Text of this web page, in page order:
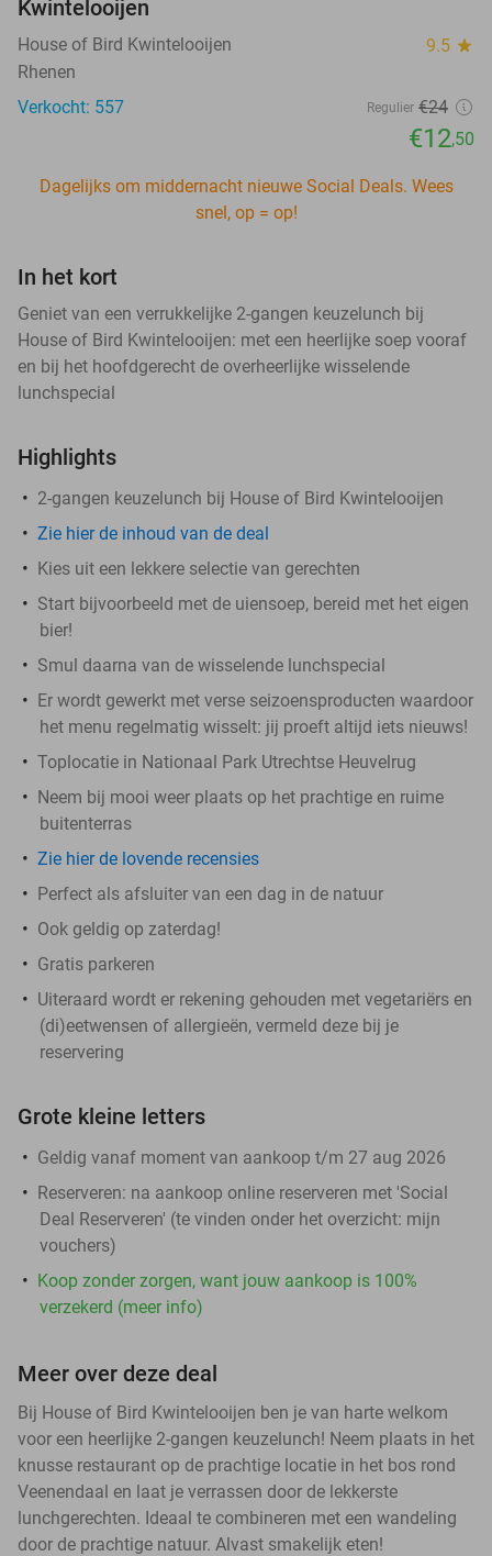
Kwintelooijen
House of Bird Kwintelooijen 9.5 star
Rhenen
Verkocht: 557
Regulier €24
€12,50
Dagelijks om middernacht nieuwe Social Deals. Wees
snel, op = op!
In het kort
Geniet van een verrukkelijke 2-gangen keuzelunch bij
House of Bird Kwintelooijen: met een heerlijke soep vooraf
en bij het hoofdgerecht de overheerlijke wisselende
lunchspecial
Highlights
2-gangen keuzelunch bij House of Bird Kwintelooijen
Zie hier de inhoud van de deal
Kies uit een lekkere selectie van gerechten
Start bijvoorbeeld met de uiensoep, bereid met het eigen
bier!
Smul daarna van de wisselende lunchspecial
Er wordt gewerkt met verse seizoensproducten waardoor
het menu regelmatig wisselt: jij proeft altijd iets nieuws!
Toplocatie in Nationaal Park Utrechtse Heuvelrug
Neem bij mooi weer plaats op het prachtige en ruime
buitenterras
Zie hier de lovende recensies
Perfect als afsluiter van een dag in de natuur
Ook geldig op zaterdag!
Gratis parkeren
Uiteraard wordt er rekening gehouden met vegetariërs en
(di)eetwensen of allergieën, vermeld deze bij je
reservering
Grote kleine letters
Geldig vanaf moment van aankoop t/m 27 aug 2026
Reserveren: na aankoop online reserveren met 'Social
Deal Reserveren' (te vinden onder het overzicht: mijn
vouchers)
Koop zonder zorgen, want jouw aankoop is 100%
verzekerd (meer info)
Meer over deze deal
Bij House of Bird Kwintelooijen ben je van harte welkom
voor een heerlijke 2-gangen keuzelunch! Neem plaats in het
knusse restaurant op de prachtige locatie in het bos rond
Veenendaal en laat je verrassen door de lekkerste
lunchgerechten. Ideaal te combineren met een wandeling
door de prachtige natuur. Alvast smakelijk eten!